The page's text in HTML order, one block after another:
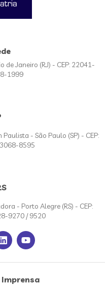
de Janeiro (RJ) - CEP: 22041-
1999
- São Paulo (SP) - CEP:
8595
- Porto Alegre (RS) - CEP:
9270 / 9520